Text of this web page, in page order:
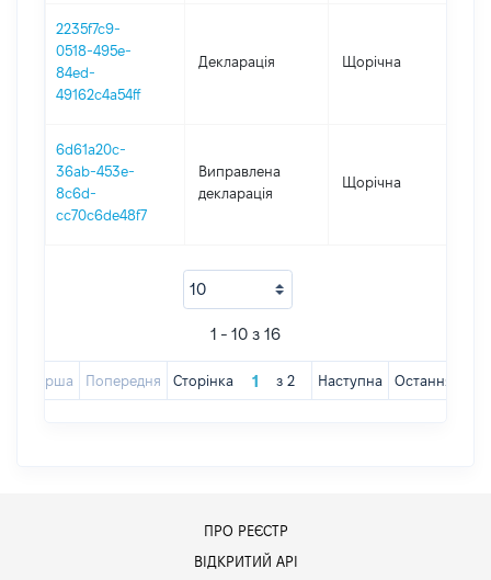
2235f7c9-
0518-495e-
84ed-
49162c4a54ff
Декларація Щорічна
6d61a20c-
36ab-453e-
8c6d-
cc70c6de48f7
Виправлена
декларація
Щорічна
1 - 10 з 16
Перша Попередня Сторінка з 2 Наступна Остання
ПРО РЕЄСТР
ВІДКРИТИЙ АРІ